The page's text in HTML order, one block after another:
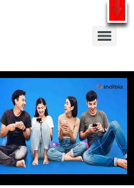
200Rb an By Telkomsel